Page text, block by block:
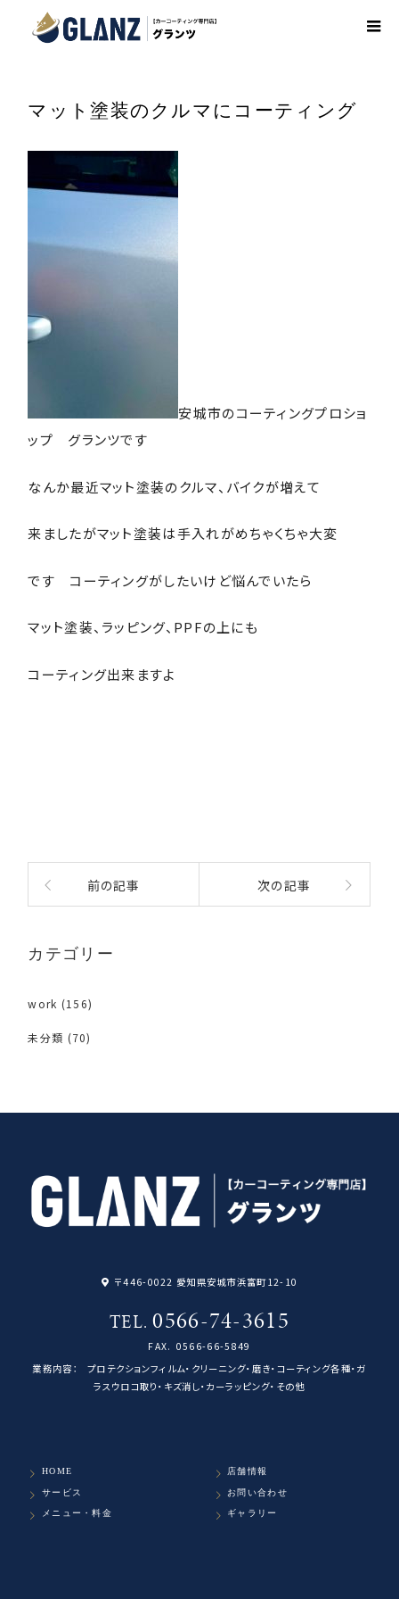
ブログ
work マット塗装のクルマにコーティング
マット塗装のクルマにコーティング
安城市のコーティングプロショ
ップ グランツです
なんか最近マット塗装のクルマ、バイクが増えて
来ましたがマット塗装は手入れがめちゃくちゃ大変
です コーティングがしたいけど悩んでいたら
マット塗装、ラッピング、PPFの上にも
コーティング出来ますよ
前の記事 次の記事
カテゴリー
work (156)
未分類 (70)
〒446-0022 愛知県安城市浜富町12-10
TEL. 0566-74-3615
FAX. 0566-66-5849
業務内容：
プロテクションフィルム・クリーニング・磨き・コーティング各種・ガ
ラスウロコ取り・キズ消し・カーラッピング・その他
HOME
サービス
メニュー・料金
店舗情報
お問い合わせ
ギャラリー